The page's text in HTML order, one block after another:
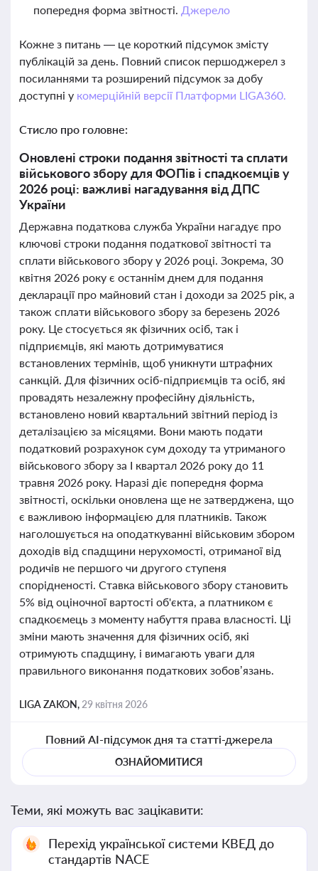
попередня форма звітності. Джерело
Кожне з питань — це короткий підсумок змісту
публікацій за день. Повний список першоджерел з
посиланнями та розширений підсумок за добу
доступні у комерційній версії Платформи LIGA360.
Стисло про головне:
Оновлені строки подання звітності та сплати
військового збору для ФОПів і спадкоємців у
2026 році: важливі нагадування від ДПС
України
Державна податкова служба України нагадує про
ключові строки подання податкової звітності та
сплати військового збору у 2026 році. Зокрема, 30
квітня 2026 року є останнім днем для подання
декларації про майновий стан і доходи за 2025 рік, а
також сплати військового збору за березень 2026
року. Це стосується як фізичних осіб, так і
підприємців, які мають дотримуватися
встановлених термінів, щоб уникнути штрафних
санкцій. Для фізичних осіб-підприємців та осіб, які
провадять незалежну професійну діяльність,
встановлено новий квартальний звітний період із
деталізацією за місяцями. Вони мають подати
податковий розрахунок сум доходу та утриманого
військового збору за І квартал 2026 року до 11
травня 2026 року. Наразі діє попередня форма
звітності, оскільки оновлена ще не затверджена, що
є важливою інформацією для платників. Також
наголошується на оподаткуванні військовим збором
доходів від спадщини нерухомості, отриманої від
родичів не першого чи другого ступеня
спорідненості. Ставка військового збору становить
5% від оціночної вартості об'єкта, а платником є
спадкоємець з моменту набуття права власності. Ці
зміни мають значення для фізичних осіб, які
отримують спадщину, і вимагають уваги для
правильного виконання податкових зобов’язань.
LIGA ZAKON, 29 квітня 2026
Повний AI-підсумок дня та статті-джерела
ОЗНАЙОМИТИСЯ
Теми, які можуть вас зацікавити:
Перехід української системи КВЕД до
стандартів NACE